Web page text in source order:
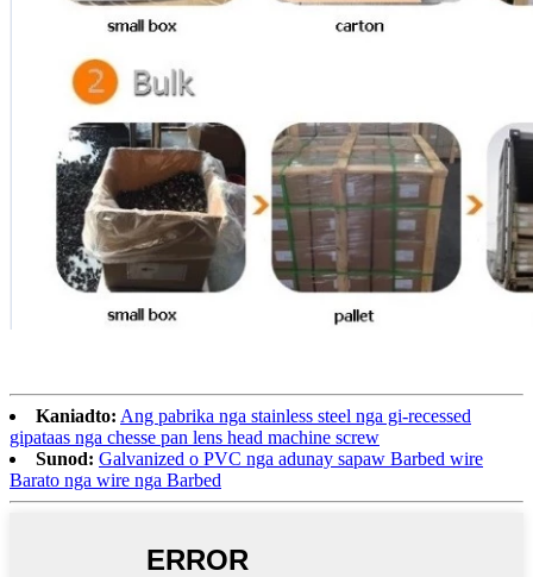
Kaniadto: Ang pabrika nga stainless steel nga gi-recessed
gipataas nga chesse pan lens head machine screw
Sunod: Galvanized o PVC nga adunay sapaw Barbed wire
Barato nga wire nga Barbed